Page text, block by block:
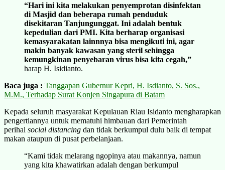
“Hari ini kita melakukan penyemprotan disinfektan
di Masjid dan beberapa rumah penduduk
disekitaran Tanjungunggat. Ini adalah bentuk
kepedulian dari PMI. Kita berharap organisasi
kemasyarakatan lainnnya bisa mengikuti ini, agar
makin banyak kawasan yang steril sehingga
kemungkinan penyebaran virus bisa kita cegah,”
harap H. Isidianto.
Baca juga : Tanggapan Gubernur Kepri, H. Isdianto, S. Sos.,
M.M., Terhadap Surat Konjen Singapura di Batam
Kepada seluruh masyarakat Kepulauan Riau Isidanto mengharapkan
pengertiannya untuk mematuhi himbauan dari Pemerintah
perihal social distancing dan tidak berkumpul dulu baik di tempat
makan ataupun di pusat perbelanjaan.
“Kami tidak melarang ngopinya atau makannya, namun
yang kita khawatirkan adalah dengan berkumpul